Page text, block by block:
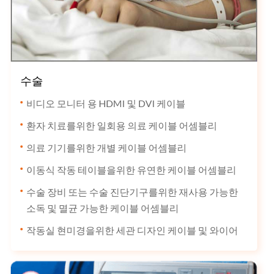
수술
비디오 모니터 용 HDMI 및 DVI 케이블
환자 치료를위한 일회용 의료 케이블 어셈블리
의료 기기를위한 개별 케이블 어셈블리
이동식 작동 테이블을위한 유연한 케이블 어셈블리
수술 장비 또는 수술 진단기구를위한 재사용 가능한
소독 및 멸균 가능한 케이블 어셈블리
작동실 현미경을위한 세관 디자인 케이블 및 와이어